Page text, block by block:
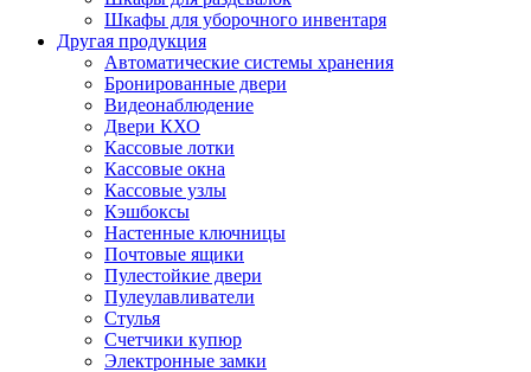
Шкафы для уборочного инвентаря
Другая продукция
Автоматические системы хранения
Бронированные двери
Видеонаблюдение
Двери КХО
Кассовые лотки
Кассовые окна
Кассовые узлы
Кэшбоксы
Настенные ключницы
Почтовые ящики
Пулестойкие двери
Пулеулавливатели
Стулья
Счетчики купюр
Электронные замки